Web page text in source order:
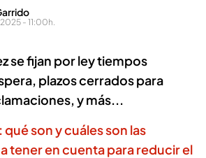
- 11:00h.
se fijan por ley tiempos
plazos cerrados para
y más...
son y cuáles son las
tener en cuenta para reducir el